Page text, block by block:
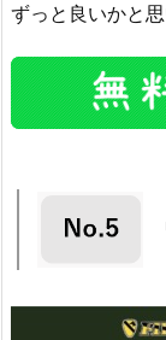
ずっと良いかと思